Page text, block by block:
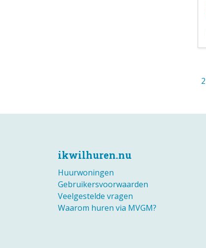
2
ikwilhuren.nu
Huurwoningen
Gebruikersvoorwaarden
Veelgestelde vragen
Waarom huren via MVGM?